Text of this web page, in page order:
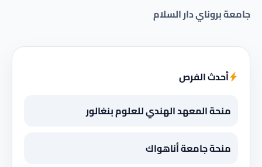
جامعة بروناي دار السلام
أحدث الفرص
منحة المعهد الهندي للعلوم بنغالور
منحة جامعة أناهواك